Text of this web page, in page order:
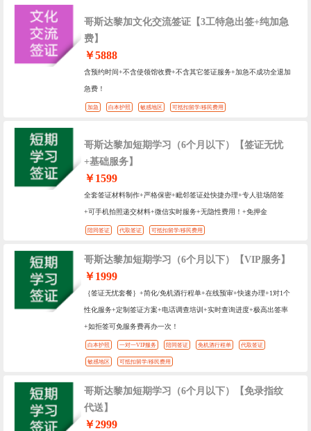
哥斯达黎加文化交流签证【3工特急出签+纯加急
费】
￥5888
含预约时间+不含使领馆收费+不含其它签证服务+加急不成功全退加
急费！
加急 白本护照 敏感地区 可抵扣留学/移民费用
哥斯达黎加短期学习（6个月以下）【签证无忧
+基础服务】
￥1599
全套签证材料制作+严格保密+毗邻签证处快捷办理+专人驻场陪签
+可手机拍照递交材料+微信实时服务+无隐性费用！+免押金
陪同签证 代取签证 可抵扣留学/移民费用
哥斯达黎加短期学习（6个月以下）【VIP服务】
￥1999
｛签证无忧套餐｝+简化/免机酒行程单+在线预审+快速办理+1对1个
性化服务+定制签证方案+电话调查培训+实时查询进度+极高出签率
+如拒签可免服务费再办一次！
白本护照 一对一VIP服务 陪同签证 免机酒行程单 代取签证
敏感地区 可抵扣留学/移民费用
哥斯达黎加短期学习（6个月以下）【免录指纹
代送】
￥2999